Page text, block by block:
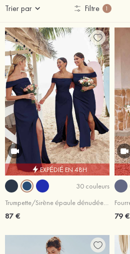
Trier par Filtre 1
EXPÉDIÉ EN 48H
30 couleurs
Trumpette/Sirène épaule dénudée satin élastique longueur ras du sol robe de demoiselle d'honneur
87 € 79 €